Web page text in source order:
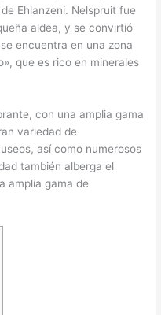
Ehlanzeni. Nelspruit fue
aldea, y se convirtió
encuentra en una zona
que es rico en minerales
con una amplia gama
variedad de
así como numerosos
también alberga el
amplia gama de